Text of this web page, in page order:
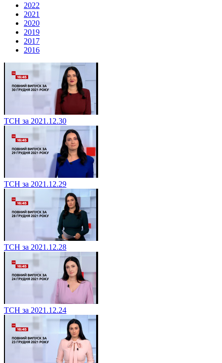
2022
2021
2020
2019
2017
2016
ТСН за 2021.12.30
ТСН за 2021.12.29
ТСН за 2021.12.28
ТСН за 2021.12.24